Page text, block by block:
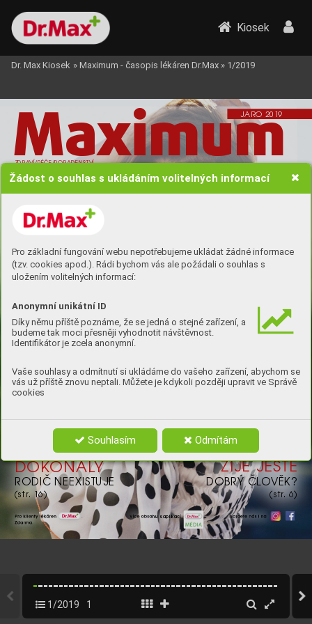
Žádost o souhlas s ukládáním volitelných informací
Pro základní fungování webu nepotřebujeme ukládat žádné informace
(tzv. cookies apod.). Rádi bychom vás ale požádali o souhlas s
uložením volitelných informací:
Anonymní unikátní ID
Díky němu příště poznáme, že se jedná o stejné zařízení, a
budeme tak moci přesněji vyhodnotit návštěvnost.
Identifikátor je zcela anonymní.
Vaše souhlasy a odmítnutí si ukládáme do vašeho zařízení, abychom se
vás už příště znovu neptali. Můžete je kdykoli později upravit ve Správě
cookies
Souhlasím Odmítám
Maximum
ZDRAVÍ/PÉČE/PORADENSTVÍ
JARO 20 19
Najdete nás i na
Více obsahu s aplikací
ANNE
(str. 38)
ŽIJE JEŠTĚ
DOBRÝ ČLOVĚK?
(str 6)
Pro klienty lékáren
Zdarma
DOKONALÝ
RODIČ NEEXISTUJE
(str. 16)
Kiosek
Dr. Max Kiosek » Maximum - časopis lékáren Dr.Max » 1/2019
1/2019 1